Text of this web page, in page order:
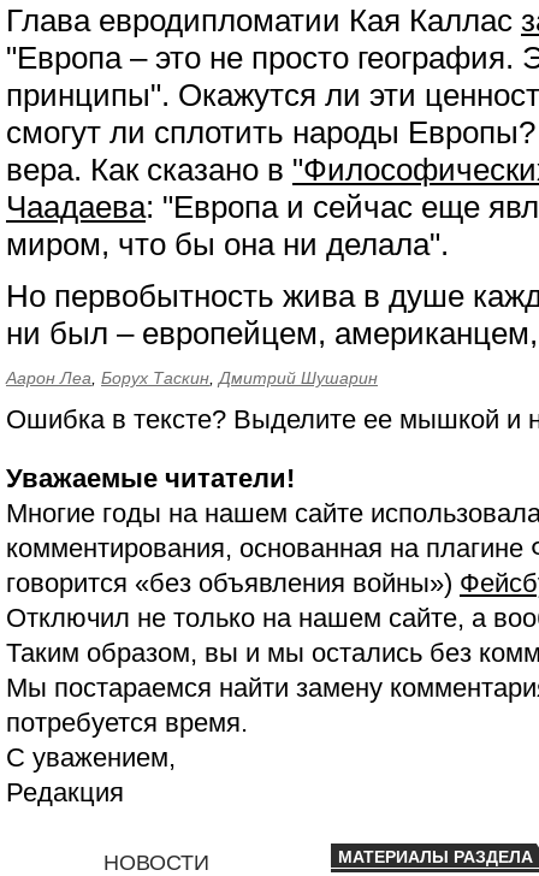
Глава евродипломатии Кая Каллас
"Европа – это не просто география.
принципы". Окажутся ли эти
смогут ли сплотить народы
вера. Как сказано в
Чаадаева: "Европа и сейчас еще
миром, что бы она ни делала".
Но первобытность жива в душе
ни был – европейцем,
Аарон Леа Борух Таскин Дмитрий Шушарин
Ошибка в тексте? Выделите ее мышкой и
Уважаемые читатели!
Многие годы на нашем сайте
комментирования, основанная на
говорится «без объявления войны»)
Отключил не только на нашем сайте, а
Таким образом, вы и мы остались без
Мы постараемся найти замену
потребуется время.
С уважением,
Редакция
НОВОСТИ МАТЕРИАЛЫ РАЗДЕЛА